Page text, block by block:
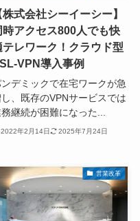
株式会社シーイーシー】
時アクセス800人でも快
テレワーク！クラウド型
VPN導入事例
デミックで在宅ワークが急
、既存のVPNサービスでは
継続が困難になった...
2022年2月14日 2025年7月24日
営業改革